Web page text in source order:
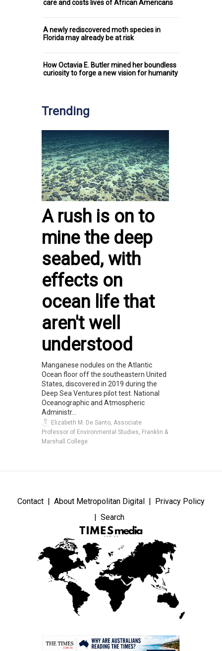
care and costs lives of African Americans
A newly rediscovered moth species in
Florida may already be at risk
How Octavia E. Butler mined her boundless
curiosity to forge a new vision for humanity
Trending
A rush is on to
mine the deep
seabed, with
effects on
ocean life that
aren't well
understood
Manganese nodules on the Atlantic
Ocean floor off the southeastern United
States, discovered in 2019 during the
Deep Sea Ventures pilot test. National
Oceanographic and Atmospheric
Administr...
Elizabeth M. De Santo, Associate
Professor of Environmental Studies, Franklin &
Marshall College
Contact About Metropolitan Digital
Privacy Policy
Search